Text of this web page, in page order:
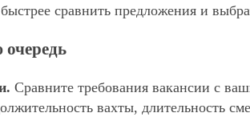
сравнить предложения и
Сравните требования вакансии с
вахты, длительность